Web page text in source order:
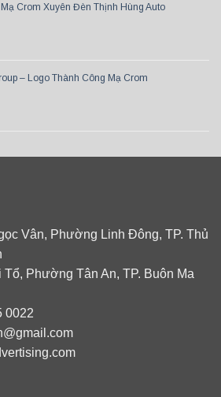
Crom Xuyên Đèn Thịnh Hùng Auto
– Logo Thành Công Mạ Crom
Vân, Phường Linh Đông, TP. Thủ
Tổ, Phường Tân An, TP. Buôn Ma
0022